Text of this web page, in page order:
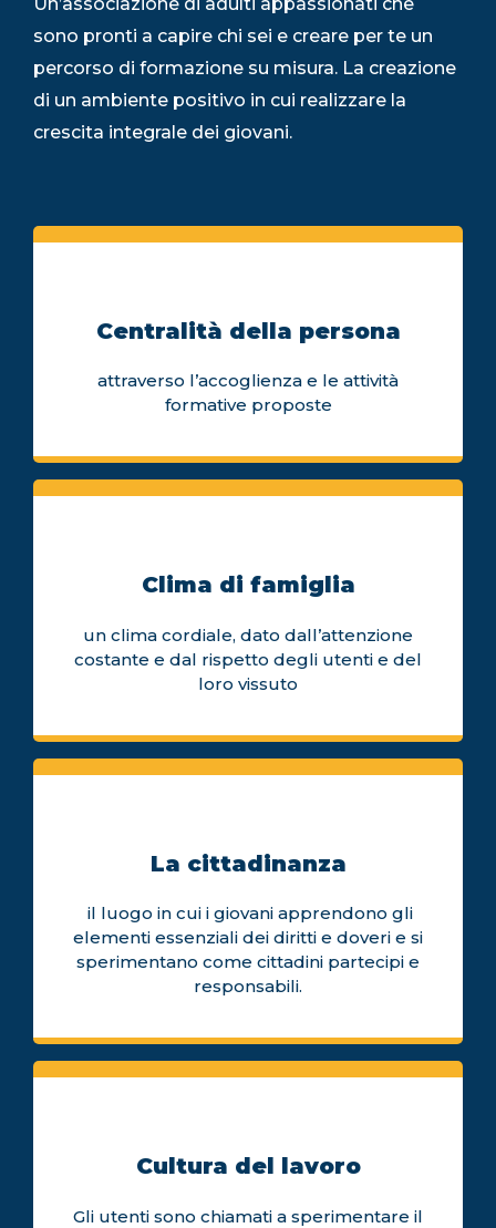
sono pronti a capire chi sei e creare per te un
percorso di formazione su misura. La creazione
di un ambiente positivo in cui realizzare la
crescita integrale dei giovani.
Centralità della persona
attraverso l’accoglienza e le attività
formative proposte
Clima di famiglia
un clima cordiale, dato dall’attenzione
costante e dal rispetto degli utenti e del
loro vissuto
La cittadinanza
il luogo in cui i giovani apprendono gli
elementi essenziali dei diritti e doveri e si
sperimentano come cittadini partecipi e
responsabili.
Cultura del lavoro
Gli utenti sono chiamati a sperimentare il